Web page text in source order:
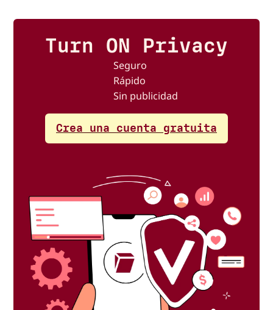
Turn ON Privacy
Seguro
Rápido
Sin publicidad
Crea una cuenta gratuita